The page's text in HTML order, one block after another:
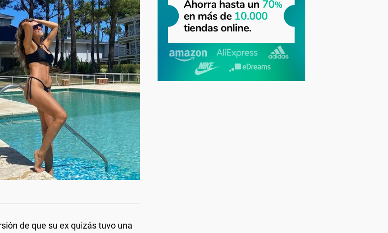
de que su ex quizás tuvo una